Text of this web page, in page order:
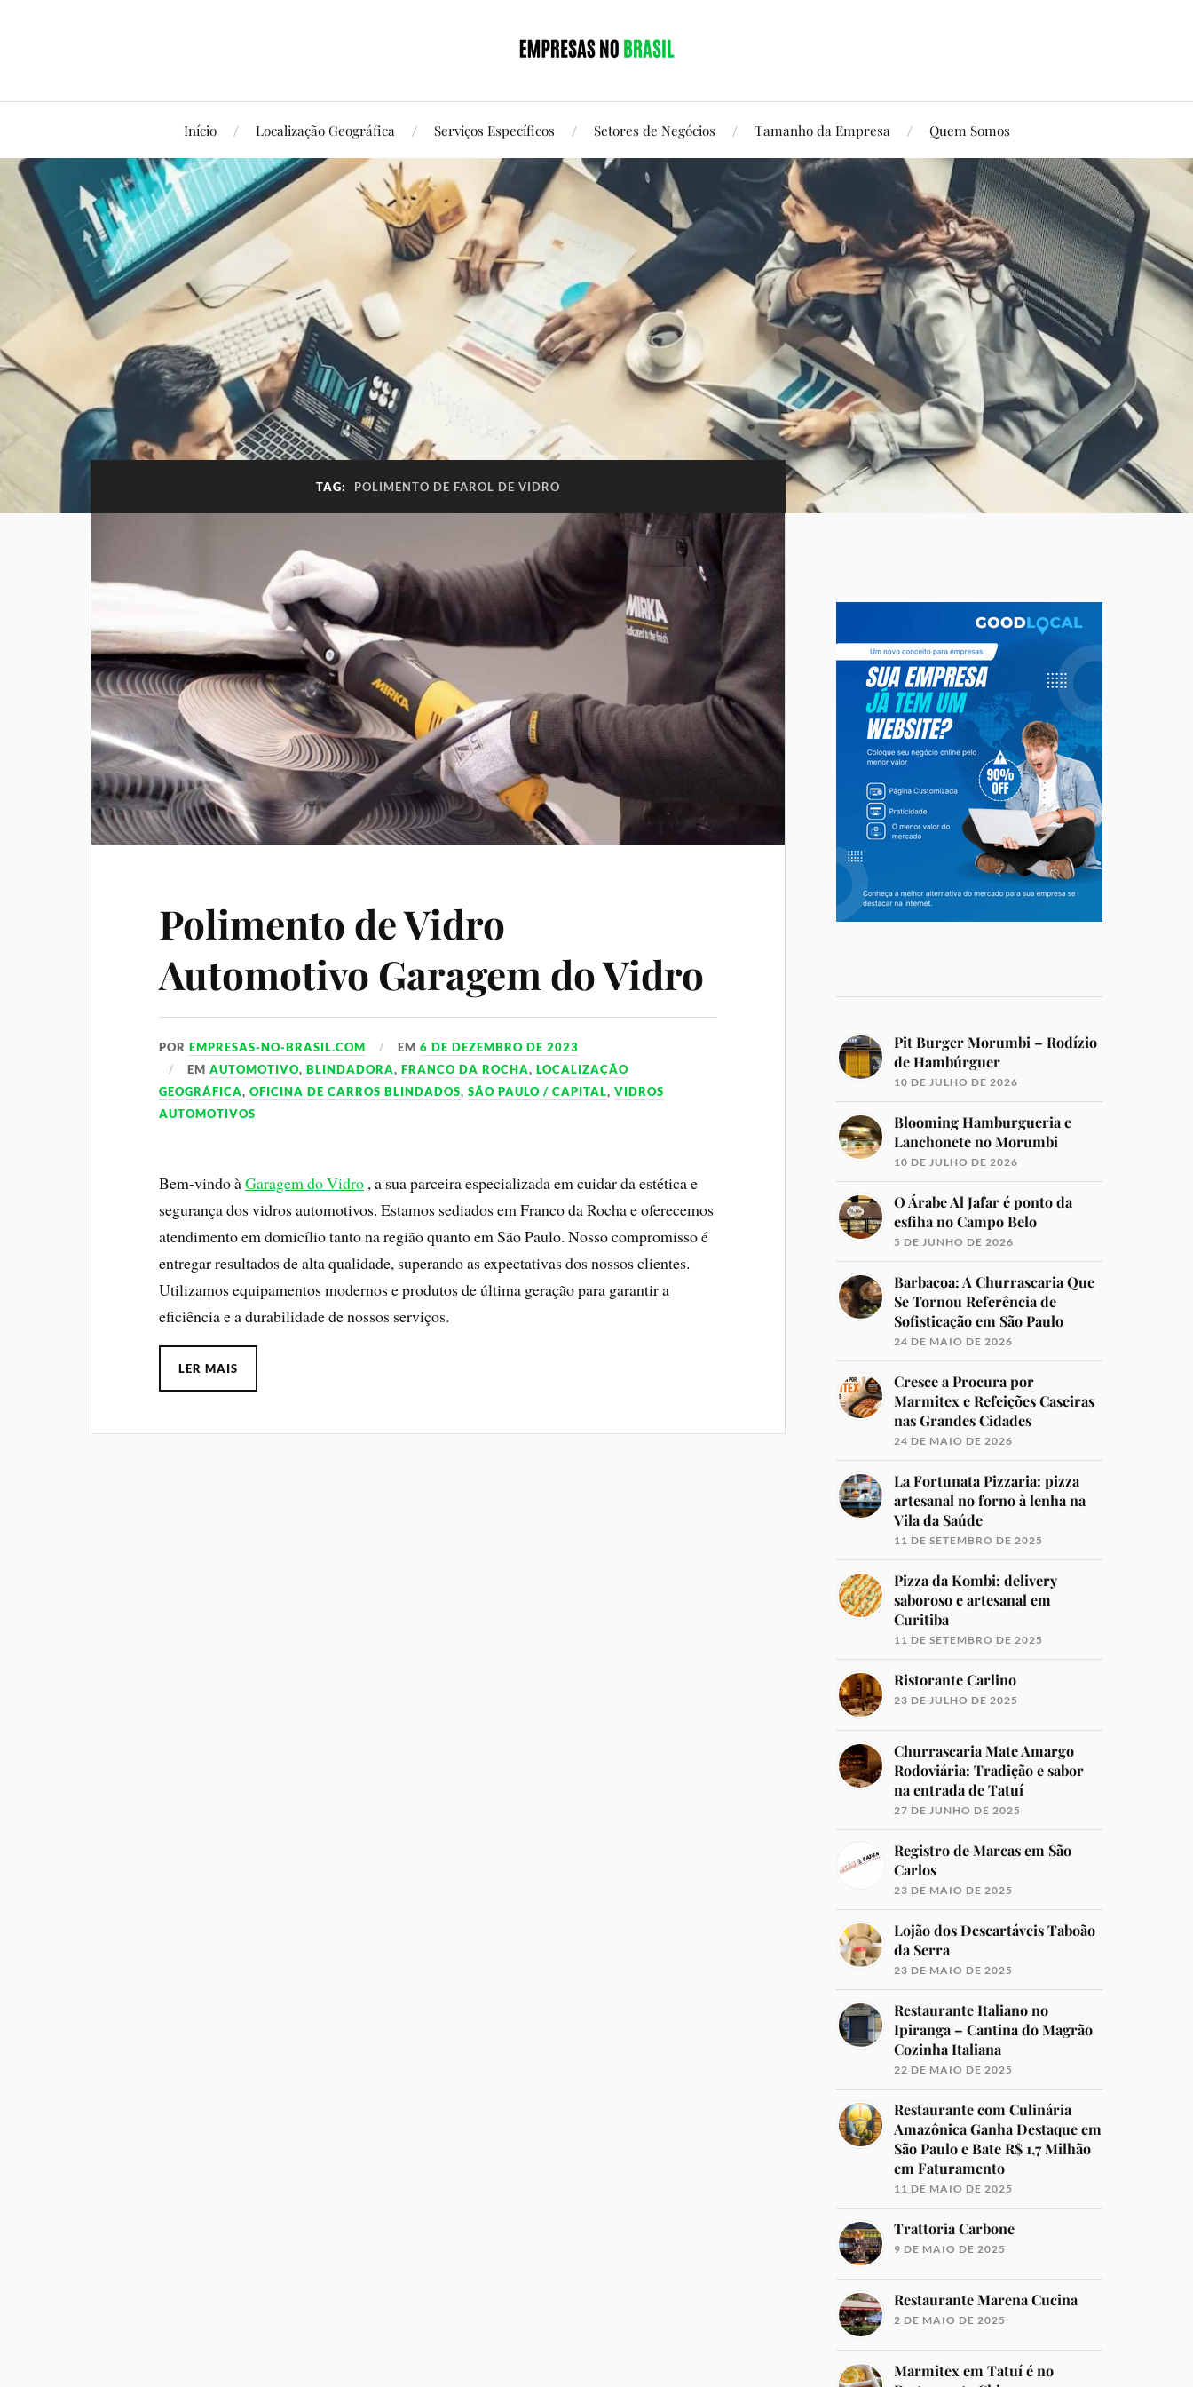
Início Localização Geográfica Serviços Específicos Setores de Negócios Tamanho da Empresa Quem Somos
TAG: POLIMENTO DE FAROL DE VIDRO
Polimento de Vidro
Automotivo Garagem do Vidro
POREMPRESAS-NO-BRASIL.COM EM6 DE DEZEMBRO DE 2023
EMAUTOMOTIVO,BLINDADORA,FRANCO DA ROCHA,LOCALIZAÇÃO
GEOGRÁFICA,OFICINA DE CARROS BLINDADOS,SÃO PAULO / CAPITAL,VIDROS
AUTOMOTIVOS
Bem-vindo àGaragem do Vidro , a sua parceira especializada em cuidar da estética e
segurança dos vidros automotivos. Estamos sediados em Franco da Rocha e oferecemos
atendimento em domicílio tanto na região quanto em São Paulo. Nosso compromisso é
entregar resultados de alta qualidade, superando as expectativas dos nossos clientes.
Utilizamos equipamentos modernos e produtos de última geração para garantir a
eficiência e a durabilidade de nossos serviços.
LER MAIS
Pit Burger Morumbi – Rodízio
de Hambúrguer
10 DE JULHO DE 2026
Blooming Hamburgueria e
Lanchonete no Morumbi
10 DE JULHO DE 2026
O Árabe Al Jafar é ponto da
esfiha no Campo Belo
5 DE JUNHO DE 2026
Barbacoa: A Churrascaria Que
Se Tornou Referência de
Sofisticação em São Paulo
24 DE MAIO DE 2026
Cresce a Procura por
Marmitex e Refeições Caseiras
nas Grandes Cidades
24 DE MAIO DE 2026
La Fortunata Pizzaria: pizza
artesanal no forno à lenha na
Vila da Saúde
11 DE SETEMBRO DE 2025
Pizza da Kombi: delivery
saboroso e artesanal em
Curitiba
11 DE SETEMBRO DE 2025
Ristorante Carlino
23 DE JULHO DE 2025
Churrascaria Mate Amargo
Rodoviária: Tradição e sabor
na entrada de Tatuí
27 DE JUNHO DE 2025
Registro de Marcas em São
Carlos
23 DE MAIO DE 2025
Lojão dos Descartáveis Taboão
da Serra
23 DE MAIO DE 2025
Restaurante Italiano no
Ipiranga – Cantina do Magrão
Cozinha Italiana
22 DE MAIO DE 2025
Restaurante com Culinária
Amazônica Ganha Destaque em
São Paulo e Bate R$ 1,7 Milhão
em Faturamento
11 DE MAIO DE 2025
Trattoria Carbone
9 DE MAIO DE 2025
Restaurante Marena Cucina
2 DE MAIO DE 2025
Marmitex em Tatuí é no